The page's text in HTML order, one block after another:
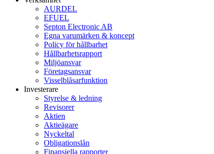
AURDEL
EFUEL
Septon Electronic AB
Egna varumärken & koncept
Policy för hållbarhet
Hållbarhetsrapport
Miljöansvar
Företagsansvar
Visselblåsarfunktion
Investerare
Styrelse & ledning
Revisorer
Aktien
Aktieägare
Nyckeltal
Obligationslån
Finansiella rapporter